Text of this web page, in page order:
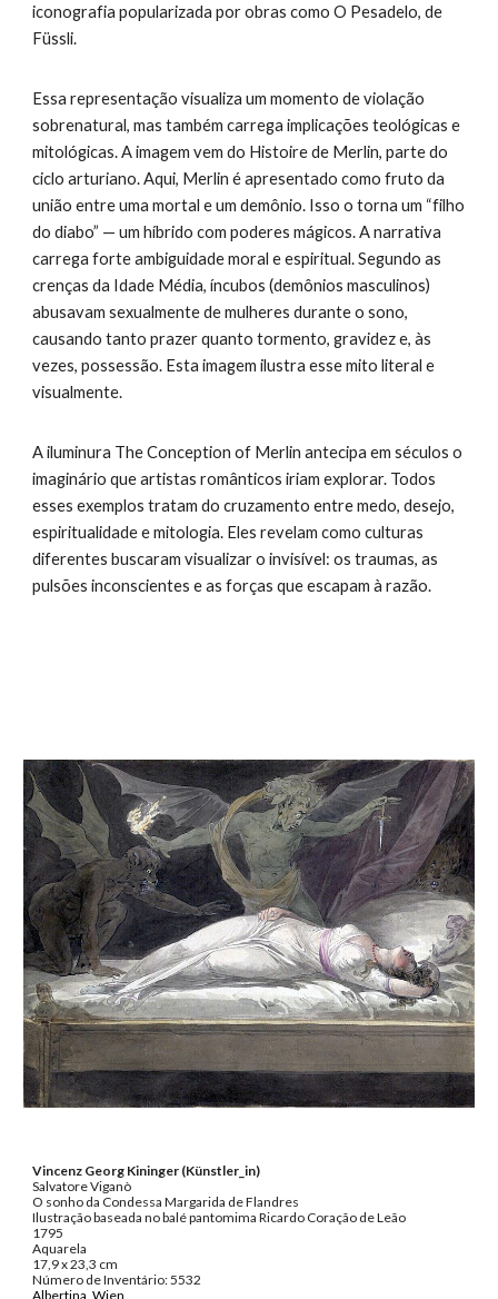
iconografia popularizada por obras como O Pesadelo, de
Füssli.
Essa representação visualiza um momento de violação
sobrenatural, mas também carrega implicações teológicas e
mitológicas. A imagem vem do Histoire de Merlin, parte do
ciclo arturiano. Aqui, Merlin é apresentado como fruto da
união entre uma mortal e um demônio. Isso o torna um “filho
do diabo” — um híbrido com poderes mágicos. A narrativa
carrega forte ambiguidade moral e espiritual. Segundo as
crenças da Idade Média, íncubos (demônios masculinos)
abusavam sexualmente de mulheres durante o sono,
causando tanto prazer quanto tormento, gravidez e, às
vezes, possessão. Esta imagem ilustra esse mito literal e
visualmente.
A iluminura The Conception of Merlin antecipa em séculos o
imaginário que artistas românticos iriam explorar. Todos
esses exemplos tratam do cruzamento entre medo, desejo,
espiritualidade e mitologia. Eles revelam como culturas
diferentes buscaram visualizar o invisível: os traumas, as
pulsões inconscientes e as forças que escapam à razão.
Vincenz Georg Kininger (Künstler_in)
Salvatore Viganò
O sonho da Condessa Margarida de Flandres
Ilustração baseada no balé pantomima Ricardo Coração de Leão
1795
Aquarela
17,9 x 23,3 cm
Número de Inventário: 5532
Albertina, Wien